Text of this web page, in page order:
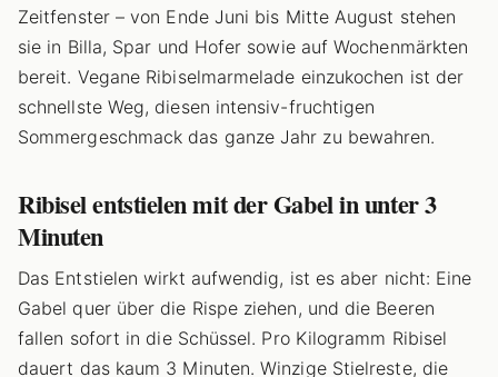
Zeitfenster – von Ende Juni bis Mitte August stehen
sie in Billa, Spar und Hofer sowie auf Wochenmärkten
bereit. Vegane Ribiselmarmelade einzukochen ist der
schnellste Weg, diesen intensiv-fruchtigen
Sommergeschmack das ganze Jahr zu bewahren.
Ribisel entstielen mit der Gabel in unter 3
Minuten
Das Entstielen wirkt aufwendig, ist es aber nicht: Eine
Gabel quer über die Rispe ziehen, und die Beeren
fallen sofort in die Schüssel. Pro Kilogramm Ribisel
dauert das kaum 3 Minuten. Winzige Stielreste, die